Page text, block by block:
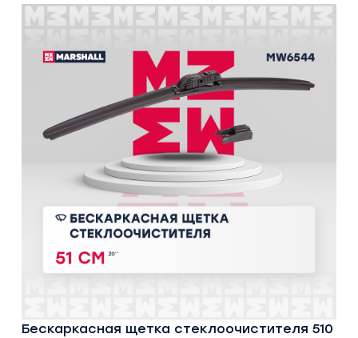
Бескаркасная щетка стеклоочистителя 510